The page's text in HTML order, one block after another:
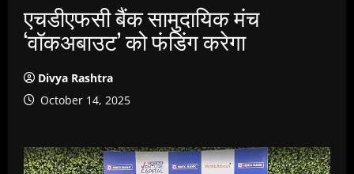
एचडीएफसी बैंक सामुदायिक मंच
‘वॉकअबाउट’ को फंडिंग करेगा
Divya Rashtra
October 14, 2025